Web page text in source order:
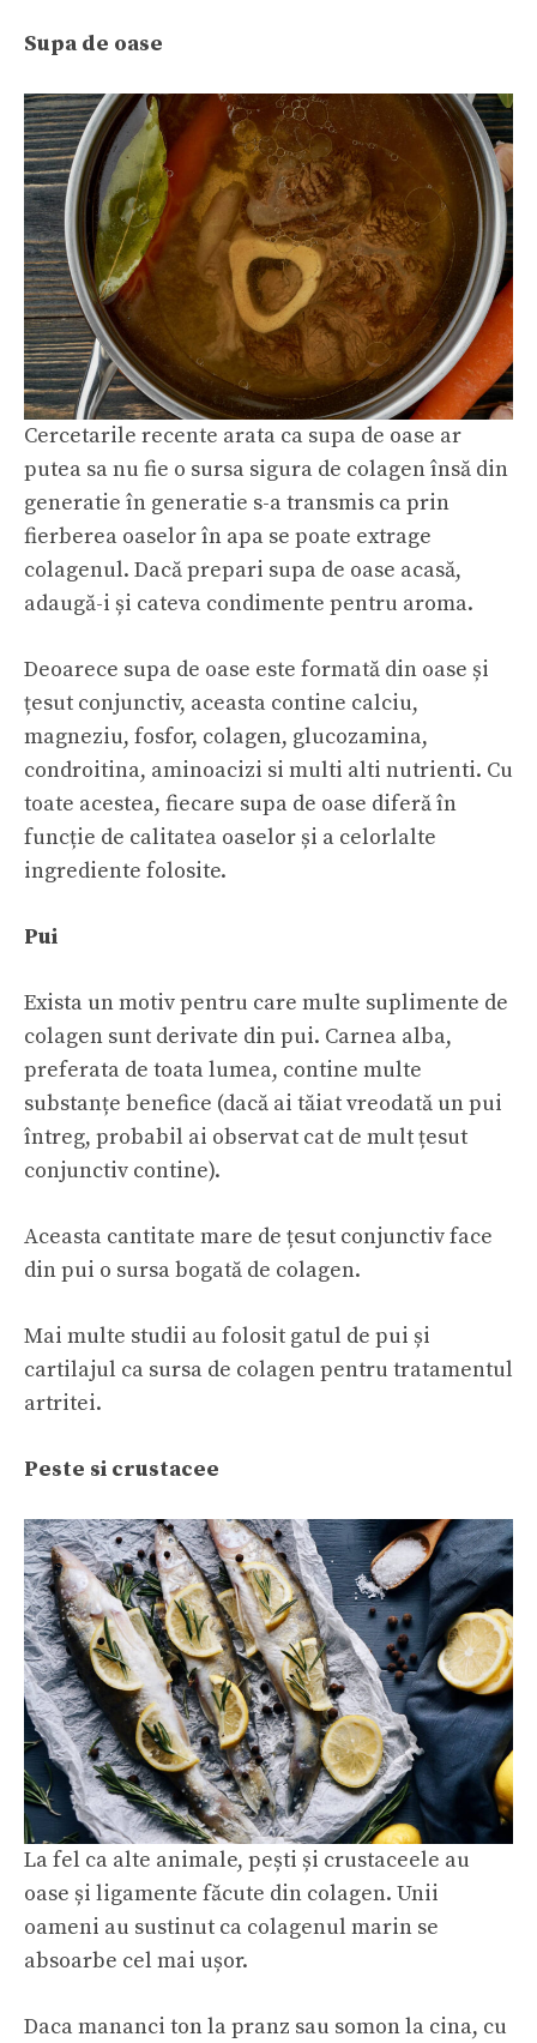
Supa de oase
Cercetarile recente arata ca supa de oase ar
putea sa nu fie o sursa sigura de colagen însă din
generatie în generatie s-a transmis ca prin
fierberea oaselor în apa se poate extrage
colagenul. Dacă prepari supa de oase acasă,
adaugă-i și cateva condimente pentru aroma.
Deoarece supa de oase este formată din oase și
țesut conjunctiv, aceasta contine calciu,
magneziu, fosfor, colagen, glucozamina,
condroitina, aminoacizi si multi alti nutrienti. Cu
toate acestea, fiecare supa de oase diferă în
funcție de calitatea oaselor și a celorlalte
ingrediente folosite.
Pui
Exista un motiv pentru care multe suplimente de
colagen sunt derivate din pui. Carnea alba,
preferata de toata lumea, contine multe
substanțe benefice (dacă ai tăiat vreodată un pui
întreg, probabil ai observat cat de mult țesut
conjunctiv contine).
Aceasta cantitate mare de țesut conjunctiv face
din pui o sursa bogată de colagen.
Mai multe studii au folosit gatul de pui și
cartilajul ca sursa de colagen pentru tratamentul
artritei.
Peste si crustacee
La fel ca alte animale, pești și crustaceele au
oase și ligamente făcute din colagen. Unii
oameni au sustinut ca colagenul marin se
absoarbe cel mai ușor.
Daca mananci ton la pranz sau somon la cina, cu